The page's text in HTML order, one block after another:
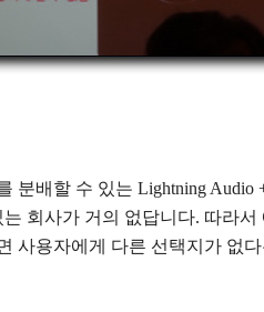
분배할 수 있는 Lightning Audio
회사가 거의 없답니다. 따라
사용자에게 다른 선택지가 없